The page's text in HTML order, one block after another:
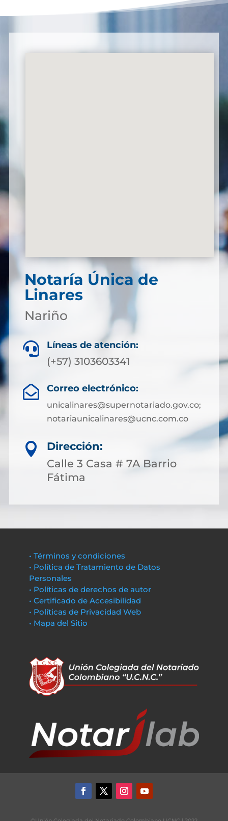
Notaría Única de
Linares
Nariño
 Líneas de atención:
(+57) 3103603341
 Correo electrónico:
unicalinares@supernotariado.gov.co;
notariaunicalinares@ucnc.com.co

Dirección:
Calle 3 Casa # 7A Barrio
Fátima
• Términos y condiciones
• Política de Tratamiento de Datos
Personales
• Políticas de derechos de autor
• Certificado de Accesibilidad
• Políticas de Privacidad Web
• Mapa del Sitio